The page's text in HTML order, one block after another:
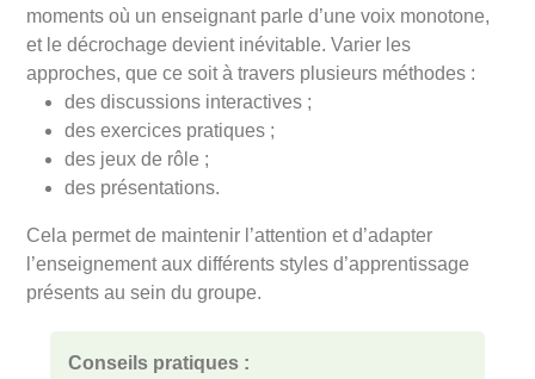
moments où un enseignant parle d’une voix monotone,
et le décrochage devient inévitable. Varier les
approches, que ce soit à travers plusieurs méthodes :
des discussions interactives ;
des exercices pratiques ;
des jeux de rôle ;
des présentations.
Cela permet de maintenir l’attention et d’adapter
l’enseignement aux différents styles d’apprentissage
présents au sein du groupe.
Conseils pratiques :